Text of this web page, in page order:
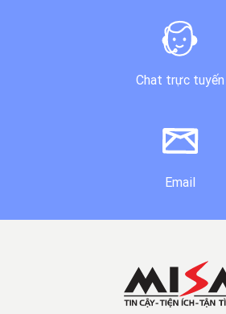
Chat trực tuyến
Email